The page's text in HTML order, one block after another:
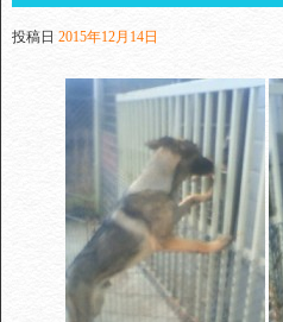
投稿日 2015年12月14日